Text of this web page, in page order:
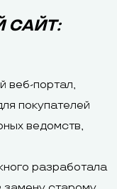
САЙТ:
веб-портал,
покупателей
ведомств,
разработала